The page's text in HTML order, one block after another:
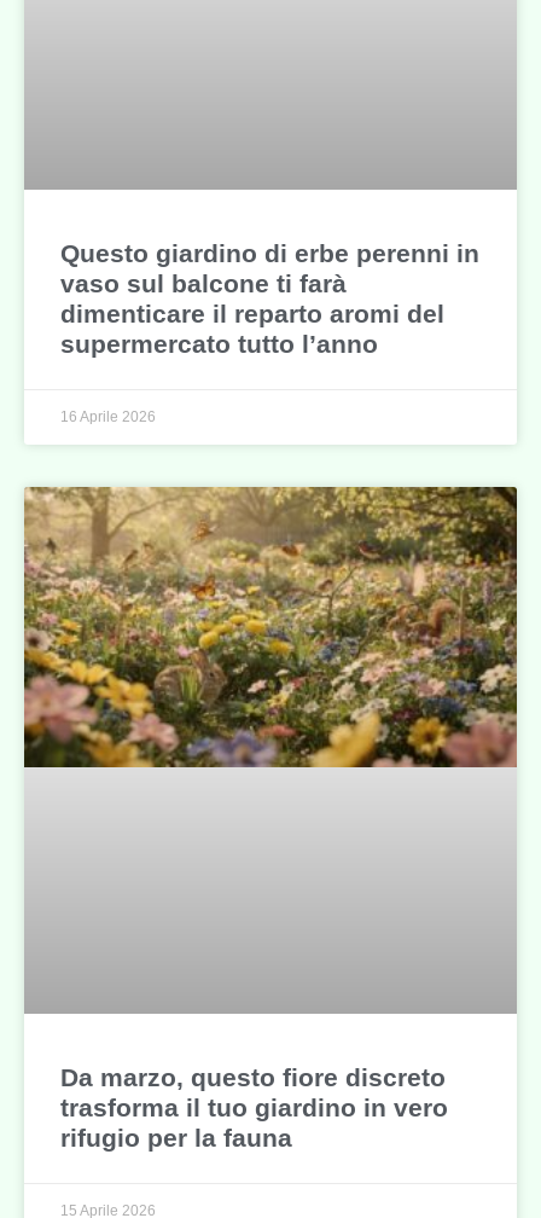
Questo giardino di erbe perenni in
vaso sul balcone ti farà
dimenticare il reparto aromi del
supermercato tutto l’anno
16 Aprile 2026
Da marzo, questo fiore discreto
trasforma il tuo giardino in vero
rifugio per la fauna
15 Aprile 2026